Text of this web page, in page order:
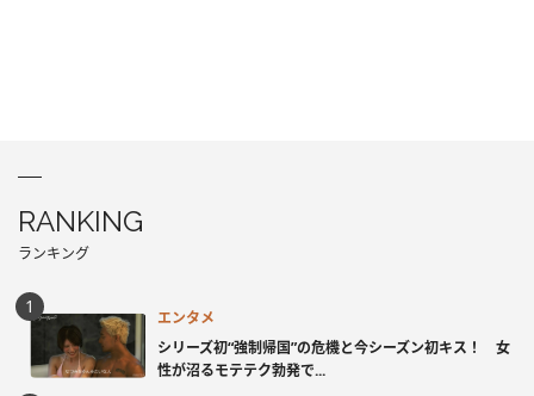
RANKING
ランキング
エンタメ
シリーズ初“強制帰国”の危機と今シーズン初キス！ 女
性が沼るモテテク勃発で...